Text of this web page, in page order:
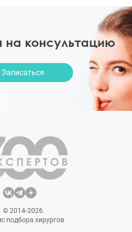
на консультацию
Записаться
© 2014-2026
подбора хирургов